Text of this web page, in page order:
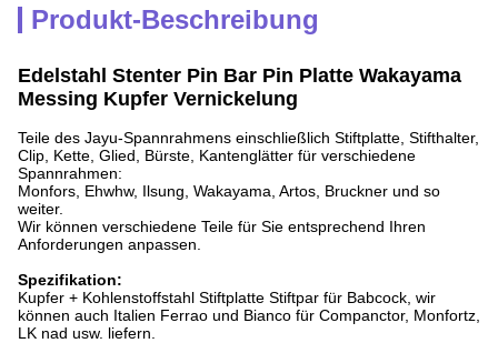
Produkt-Beschreibung
Edelstahl Stenter Pin Bar Pin Platte Wakayama
Messing Kupfer Vernickelung
Teile des Jayu-Spannrahmens einschließlich Stiftplatte, Stifthalter,
Clip, Kette, Glied, Bürste, Kantenglätter für verschiedene
Spannrahmen:
Monfors, Ehwhw, Ilsung, Wakayama, Artos, Bruckner und so
weiter.
Wir können verschiedene Teile für Sie entsprechend Ihren
Anforderungen anpassen.
Spezifikation:
Kupfer + Kohlenstoffstahl Stiftplatte Stiftpar für Babcock, wir
können auch Italien Ferrao und Bianco für Companctor, Monfortz,
LK nad usw. liefern.